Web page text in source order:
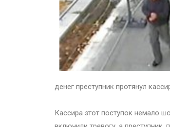
денег преступник протянул
Кассира этот поступок немало